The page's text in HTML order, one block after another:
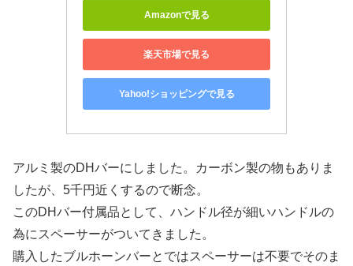
Amazonで見る
楽天市場で見る
Yahoo!ショッピングで見る
アルミ製のDHバーにしました。カーボン製の物もありま
したが、5千円近くするので断念。
このDHバー付属品として、ハンドル径が細いハンドルの
為にスペーサーがついてきました。
購入したブルホーンバーとではスペーサーは不要でそのま